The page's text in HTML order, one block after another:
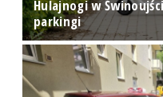
Hulajnogi w
parkingi